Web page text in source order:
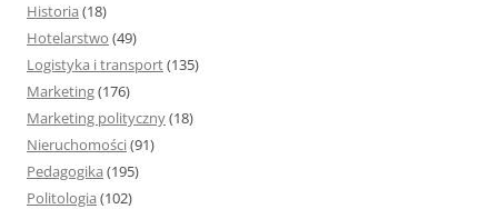
Historia (18)
Hotelarstwo (49)
Logistyka i transport(135)
Marketing(176)
Marketing polityczny(18)
Nieruchomości(91)
Pedagogika (195)
Politologia (102)